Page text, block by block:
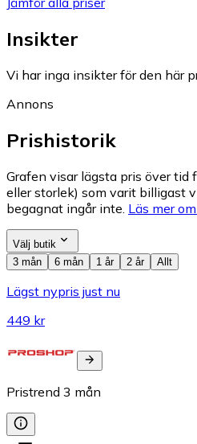
Insikter
Vi har inga insikter för den här
Annons
Prishistorik
Grafen visar lägsta pris över tid
eller storlek) som varit billigast
begagnat ingår inte. Läs mer
Välj butik
3 mån
6 mån 1 år 2 år Allt
Lägst nypris just nu
449 kr
Pristrend 3 mån